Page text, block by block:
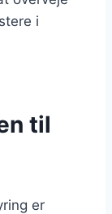
i
til
er